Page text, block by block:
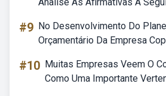
#9 No Desenvolvimento Do
Orçamentário Da Empresa
#10 Muitas Empresas Veem O
Como Uma Importante